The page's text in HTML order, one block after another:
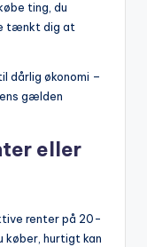
ting, du
tænkt dig at
dårlig økonomi –
gælden
eller
renter på 20-
køber, hurtigt kan